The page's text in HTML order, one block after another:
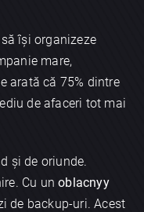
își organizeze
mare,
arată că 75% dintre
de afaceri tot mai
și de oriunde.
Cu unoblacnyy
de backup-uri. Acest